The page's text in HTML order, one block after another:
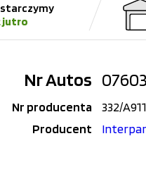
jutro
Nr Autos
Nr producenta
332/
Producent